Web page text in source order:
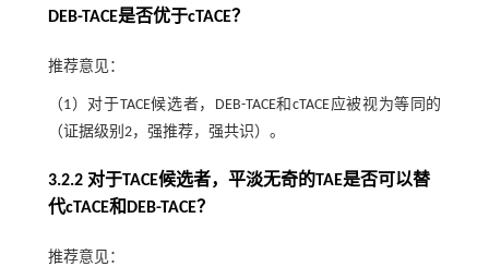
DEB-TACE是否优于cTACE？
推荐意见：
（1）对于TACE候选者，DEB-TACE和cTACE应被视为等同的
（证据级别2，强推荐，强共识）。
3.2.2 对于TACE候选者，平淡无奇的TAE是否可以替
代cTACE和DEB-TACE？
推荐意见：